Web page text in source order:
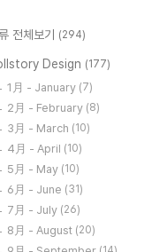
전체보기 (294)
Design (177)
1月 - January (7)
2月 - February (8)
3月 - March (10)
4月 - April (10)
5月 - May (10)
6月 - June (31)
7月 - July (26)
8月 - August (20)